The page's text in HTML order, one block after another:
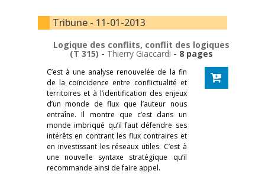
Tribune - 11-01-2013
Logique des conflits, conflit des logiques
(T 315) - Thierry Giaccardi - 8 pages
C’est à une analyse renouvelée de la fin
de la coïncidence entre conflictualité et
territoires et à l’identification des enjeux
d’un monde de flux que l’auteur nous
entraîne. Il montre que c’est dans un
monde imbriqué qu’il faut défendre ses
intérêts en contrant les flux contraires et
en investissant les réseaux utiles. C’est à
une nouvelle syntaxe stratégique qu’il
recommande ainsi de faire appel.